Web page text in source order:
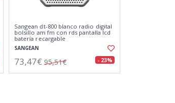
Sangean dt-800 blanco radio digital
bolsillo am fm con rds pantalla lcd
batería recargable
SANGEAN
73,47€ 95,51€ - 23%